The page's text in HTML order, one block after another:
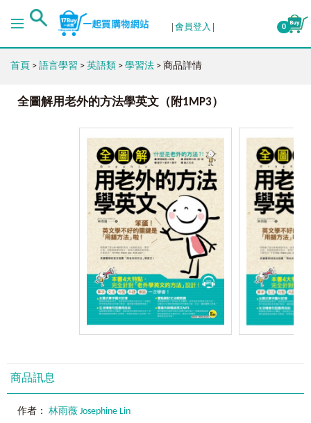
會員登入 0
首頁 > 語言學習 > 英語類 > 學習法 > 商品詳情
全圖解用老外的方法學英文（附1MP3）
商品訊息
作者： 林雨薇 Josephine Lin